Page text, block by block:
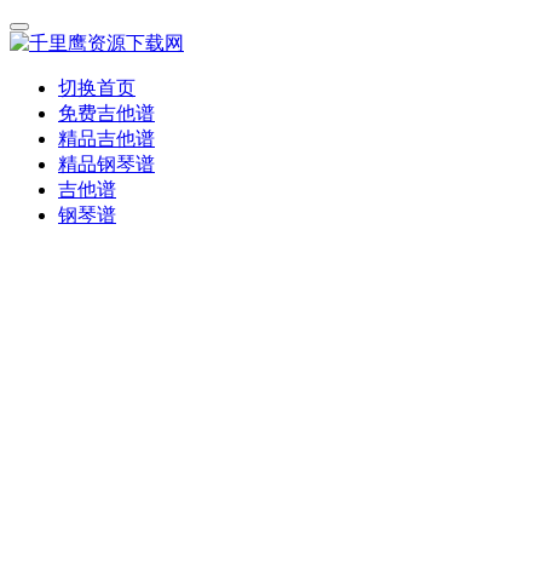
切换首页
免费吉他谱
精品吉他谱
精品钢琴谱
吉他谱
钢琴谱